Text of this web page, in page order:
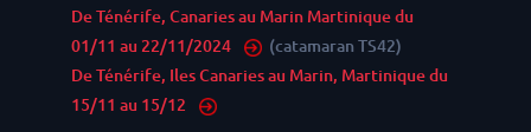
De Ténérife, Canaries au Marin Martinique du
01/11 au 22/11/2024
(catamaran TS42)
De Ténérife, Iles Canaries au Marin, Martinique du
15/11 au 15/12